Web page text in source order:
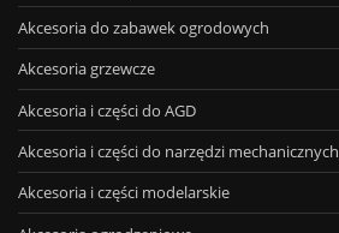
Akcesoria do zabawek ogrodowych
Akcesoria grzewcze
Akcesoria i części do AGD
Akcesoria i części do narzędzi mechanicznych
Akcesoria i części modelarskie